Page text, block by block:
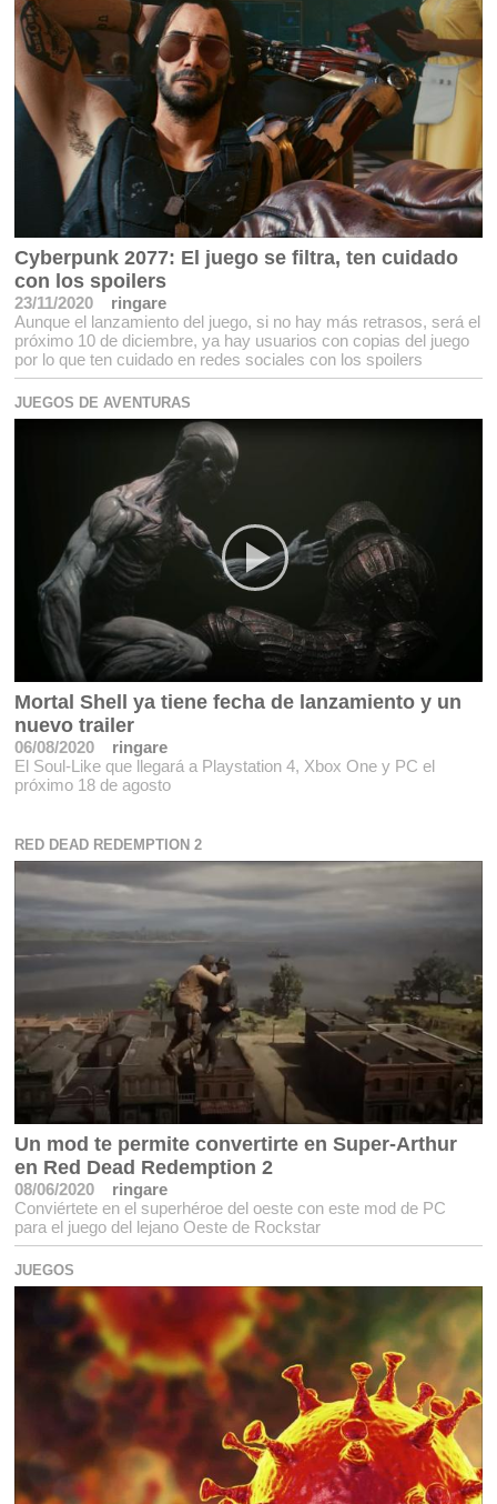
Cyberpunk 2077: El juego se filtra, ten cuidado
con los spoilers
23/11/2020
ringare
Aunque el lanzamiento del juego, si no hay más retrasos, será el
próximo 10 de diciembre, ya hay usuarios con copias del juego
por lo que ten cuidado en redes sociales con los spoilers
JUEGOS DE AVENTURAS
Mortal Shell ya tiene fecha de lanzamiento y un
nuevo trailer
06/08/2020
ringare
El Soul-Like que llegará a Playstation 4, Xbox One y PC el
próximo 18 de agosto
RED DEAD REDEMPTION 2
Un mod te permite convertirte en Super-Arthur
en Red Dead Redemption 2
08/06/2020
ringare
Conviértete en el superhéroe del oeste con este mod de PC
para el juego del lejano Oeste de Rockstar
JUEGOS